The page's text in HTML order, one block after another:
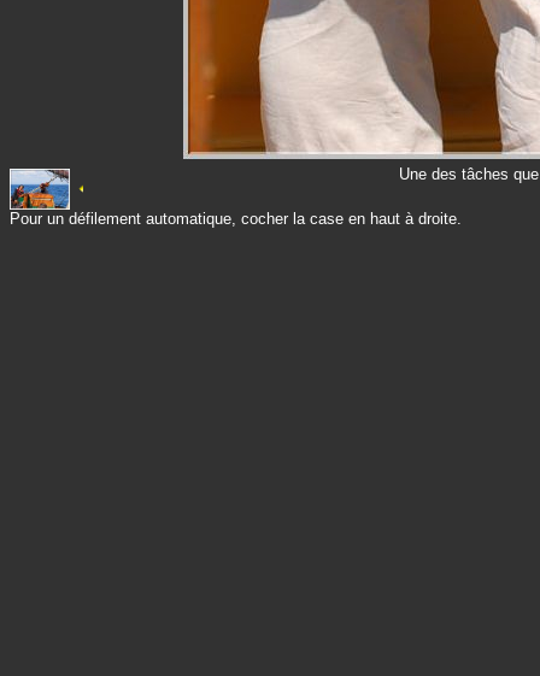
Une des tâches
Pour un défilement automatique, cocher la case en haut à droite.